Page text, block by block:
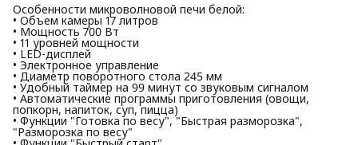
Особенности микроволновой печи белой:
• Объем камеры 17 литров
• Мощность 700 Вт
• 11 уровней мощности
• LED-дисплей
• Электронное управление
• Диаметр поворотного стола 245 мм
• Удобный таймер на 99 минут со звуковым сигналом
• Автоматические программы приготовления (овощи,
попкорн, напиток, суп, пицца)
• Функции "Готовка по весу", "Быстрая разморозка",
"Разморозка по весу"